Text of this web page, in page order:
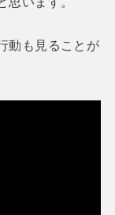
動も見ることが